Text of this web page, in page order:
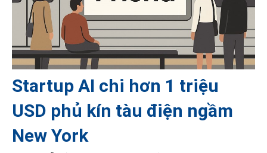
Startup AI chi hơn 1 triệu
USD phủ kín tàu điện ngầm
New York